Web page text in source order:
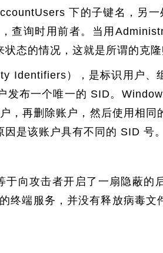
下的子键名，另
查询时用前者。当用
态的情况，这就是所谓的克隆
Identifiers），是标识用户、
发布一个唯一的 SID。
，再删除账户，然后使用相同
是该账户具有不同的 SID 号。
向攻击者开启了一扇隐蔽的
终端服务，并没有释放病毒文